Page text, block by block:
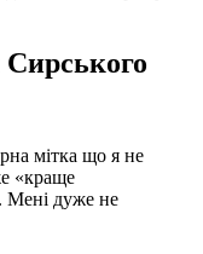
Сирського
мітка що я не
«краще
Мені дуже не